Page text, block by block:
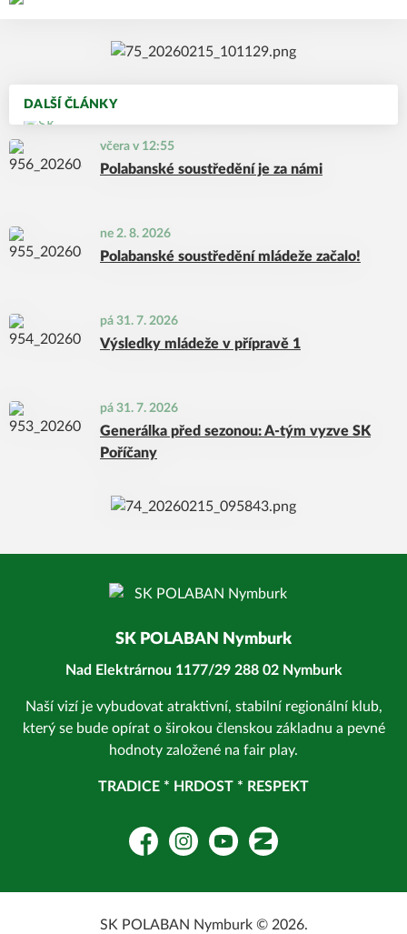
DALŠÍ ČLÁNKY
včera v 12:55
Polabanské soustředění je za námi
ne 2. 8. 2026
Polabanské soustředění mládeže začalo!
pá 31. 7. 2026
Výsledky mládeže v přípravě 1
pá 31. 7. 2026
Generálka před sezonou: A-tým vyzve SK
Poříčany
SK POLABAN Nymburk
Nad Elektrárnou 1177/29 288 02 Nymburk
Naší vizí je vybudovat atraktivní, stabilní regionální klub,
který se bude opírat o širokou členskou základnu a pevné
hodnoty založené na fair play.
TRADICE * HRDOST * RESPEKT
FacebookInstagramYouTubeZonerama
SK POLABAN Nymburk © 2026.